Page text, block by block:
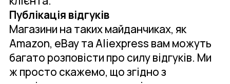
Публікація відгуків
Магазини на таких майданчиках, як
Amazon, eBay та Aliexpress вам можуть
багато розповісти про силу відгуків. Ми
ж просто скажемо, що згідно з